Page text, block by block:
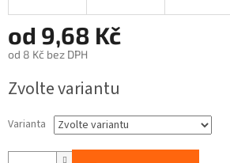
od 9,68 Kč
od 8 Kč bez DPH
cena:
Zvolte variantu
Varianta